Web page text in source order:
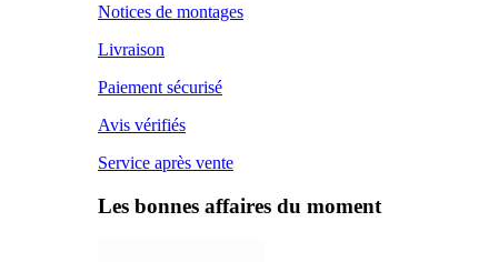
Notices de montages
Livraison
Paiement sécurisé
Avis vérifiés
Service après vente
Les bonnes affaires du moment